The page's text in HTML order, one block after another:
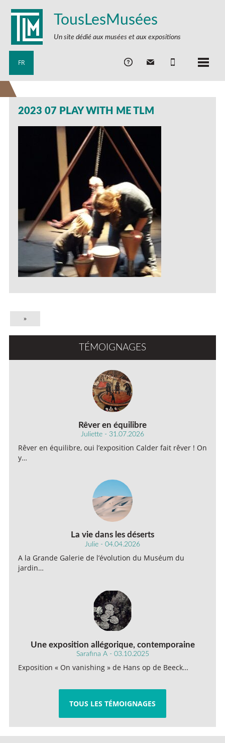
TousLesMusées
Un site dédié aux musées et aux expositions
FR
2023 07 PLAY WITH ME TLM
»
TÉMOIGNAGES
Rêver en équilibre
Juliette - 31.07.2026
Rêver en équilibre, oui l’exposition Calder fait rêver ! On
y…
La vie dans les déserts
Julie - 04.04.2026
A la Grande Galerie de l’évolution du Muséum du
jardin…
Une exposition allégorique, contemporaine
Sarafina A - 03.10.2025
Exposition « On vanishing » de Hans op de Beeck…
TOUS LES TÉMOIGNAGES